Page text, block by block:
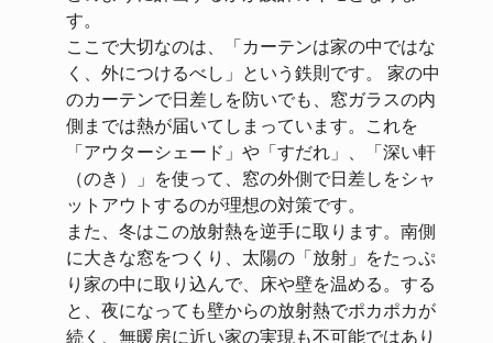
す。
ここで大切なのは、「カーテンは家の中ではな
く、外につけるべし」という鉄則です。 家の中
のカーテンで日差しを防いでも、窓ガラスの内
側までは熱が届いてしまっています。これを
「アウターシェード」や「すだれ」、「深い軒
（のき）」を使って、窓の外側で日差しをシャ
ットアウトするのが理想の対策です。
また、冬はこの放射熱を逆手に取ります。南側
に大きな窓をつくり、太陽の「放射」をたっぷ
り家の中に取り込んで、床や壁を温める。する
と、夜になっても壁からの放射熱でポカポカが
続く、無暖房に近い家の実現も不可能ではあり